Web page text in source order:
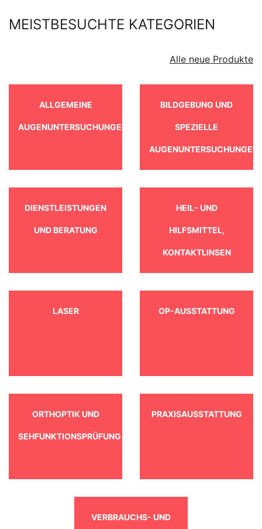
MEISTBESUCHTE KATEGORIEN
Alle neue Produkte
ALLGEMEINE
AUGENUNTERSUCHUNGEN
BILDGEBUNG UND
SPEZIELLE
AUGENUNTERSUCHUNGEN
DIENSTLEISTUNGEN
UND BERATUNG
HEIL- UND
HILFSMITTEL,
KONTAKTLINSEN
LASER OP-AUSSTATTUNG
ORTHOPTIK UND
SEHFUNKTIONSPRÜFUNG
PRAXISAUSSTATTUNG
VERBRAUCHS- UND